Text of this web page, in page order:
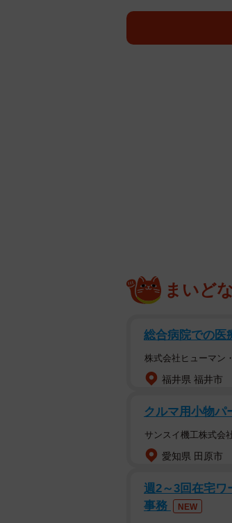
ジェネレーシ
職場で参加した新入
まいど
総合病院での医
株式会社ヒューマン
福井県 福井市
クルマ用小物パ
サンスイ機工株式会
愛知県 田原市
週2～3回在宅ワ
事務
NEW